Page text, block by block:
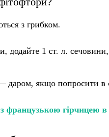
з грибком.
додайте 1 ст. л.
даром, якщо попросити в
французькою гірчицею в